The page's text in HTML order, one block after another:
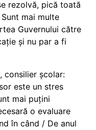
rezolvă, pică toată
mai multe
Guvernului către
și nu par a fi
consilier școlar:
este un stres
mai puțini
o evaluare
în când / De anul